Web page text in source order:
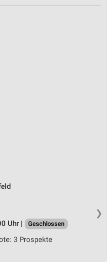
❯
Uhr |
Geschlossen
3 Prospekte